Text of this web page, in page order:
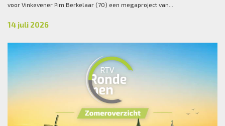
voor Vinkevener Pim Berkelaar (70) een megaproject van...
14 juli 2026